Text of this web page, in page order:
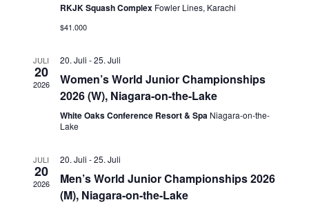
RKJK Squash Complex Fowler Lines, Karachi
$41.000
JULI
20
2026
20. Juli -25. Juli
Women’s World Junior Championships
2026 (W), Niagara-on-the-Lake
White Oaks Conference Resort & Spa Niagara-on-the-
Lake
JULI
20
2026
20. Juli -25. Juli
Men’s World Junior Championships 2026
(M), Niagara-on-the-Lake